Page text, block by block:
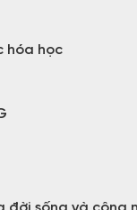
hóa học